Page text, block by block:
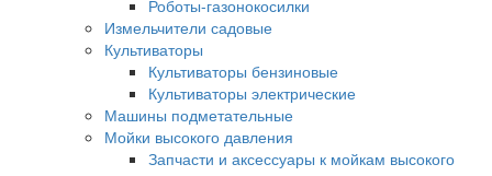
Роботы-газонокосилки
Измельчители садовые
Культиваторы
Культиваторы бензиновые
Культиваторы электрические
Машины подметательные
Мойки высокого давления
Запчасти и аксессуары к мойкам высокого